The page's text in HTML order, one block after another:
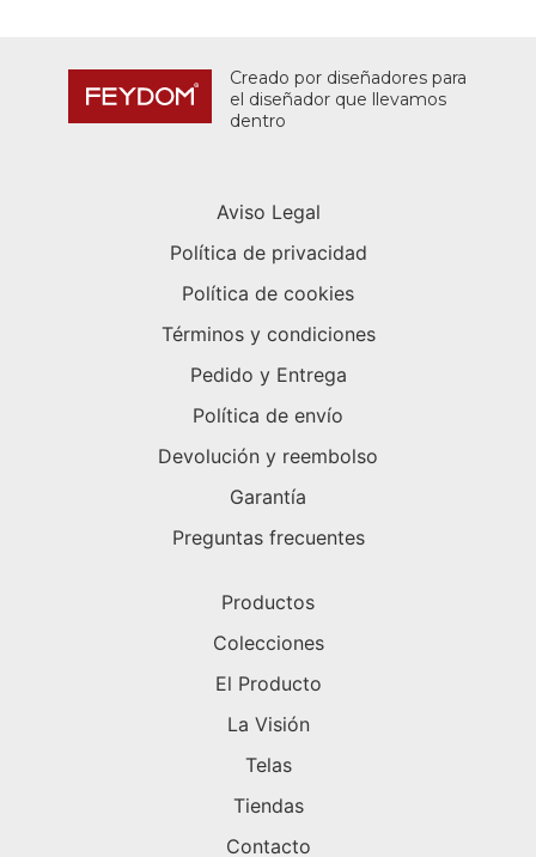
Creado por diseñadores para
el diseñador que llevamos
dentro
Aviso Legal
Política de privacidad
Política de cookies
Términos y condiciones
Pedido y Entrega
Política de envío
Devolución y reembolso
Garantía
Preguntas frecuentes
Productos
Colecciones
El Producto
La Visión
Telas
Tiendas
Contacto